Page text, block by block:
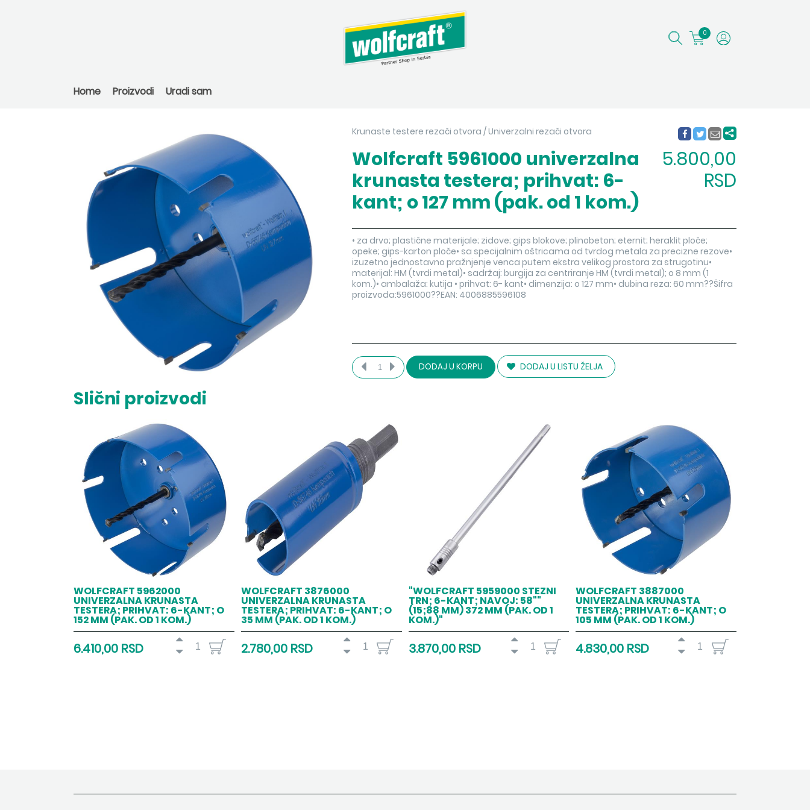
0
Home Proizvodi Uradi sam
Krunaste testere rezači otvora /Univerzalni rezači otvora
Wolfcraft 5961000 univerzalna
krunasta testera; prihvat: 6-
kant; o 127 mm (pak. od 1 kom.)
5.800,00
RSD
• za drvo; plastične materijale; zidove; gips blokove; plinobeton; eternit; heraklit ploče;
opeke; gips-karton ploče• sa specijalnim oštricama od tvrdog metala za precizne rezove•
izuzetno jednostavno pražnjenje venca putem ekstra velikog prostora za strugotinu•
materijal: HM (tvrdi metal)• sadržaj: burgija za centriranje HM (tvrdi metal); o 8 mm (1
kom.)• ambalaža: kutija • prihvat: 6- kant• dimenzija: o 127 mm• dubina reza: 60 mm??Šifra
proizvoda:5961000??EAN: 4006885596108
DODAJ U KORPU DODAJ U LISTU ŽELJA
Slični proizvodi
WOLFCRAFT 5962000
UNIVERZALNA KRUNASTA
TESTERA; PRIHVAT: 6-KANT; O
152 MM (PAK. OD 1 KOM.)
6.410,00 RSD
WOLFCRAFT 3876000
UNIVERZALNA KRUNASTA
TESTERA; PRIHVAT: 6-KANT; O
35 MM (PAK. OD 1 KOM.)
2.780,00 RSD
"WOLFCRAFT 5959000 STEZNI
TRN; 6-KANT; NAVOJ: 58""
(15;88 MM) 372 MM (PAK. OD 1
KOM.)"
3.870,00 RSD
WOLFCRAFT 3887000
UNIVERZALNA KRUNASTA
TESTERA; PRIHVAT: 6-KANT; O
105 MM (PAK. OD 1 KOM.)
4.830,00 RSD